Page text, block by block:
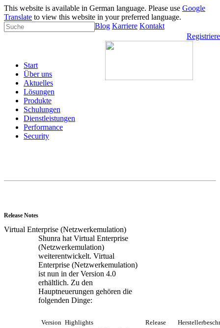
This website is available in German language. Please use Google
Translate to view this website in your preferred language.
Blog Karriere Kontakt
Start
Über uns
Aktuelles
Lösungen
Produkte
Schulungen
Dienstleistungen
Performance
Security
Release Notes
Virtual Enterprise (Netzwerkemulation)
Shunra hat Virtual Enterprise
(Netzwerkemulation)
weiterentwickelt. Virtual
Enterprise (Netzwerkemulation)
ist nun in der Version 4.0
erhältlich. Zu den
Hauptneuerungen gehören die
folgenden Dinge:
Version Highlights Release